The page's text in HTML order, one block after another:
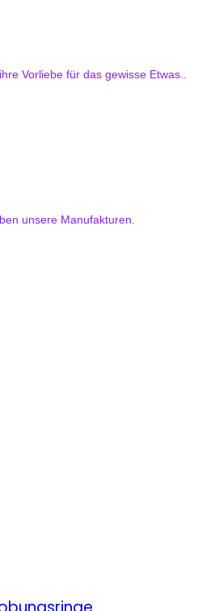
Vorliebe für das gewisse Etwas..
unsere Manufakturen.